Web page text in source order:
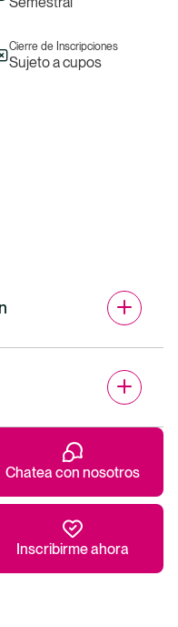
y convenios
estudios.
Cierre de Inscripciones
Sujeto a cupos
Chatea con nosotros
Inscribirme ahora